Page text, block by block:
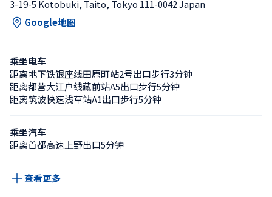
3-19-5 Kotobuki, Taito, Tokyo 111-0042 Japan
Google地图
乘坐电车
距离地下铁银座线田原町站2号出口步行3分钟
距离都营大江户线藏前站A5出口步行5分钟
距离筑波快速浅草站A1出口步行5分钟
乘坐汽车
距离首都高速上野出口5分钟
查看更多